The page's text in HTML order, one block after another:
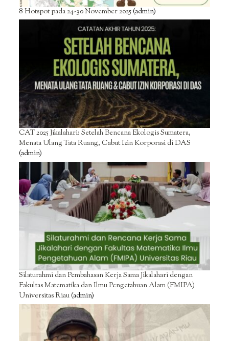
8 Hotspot pada 24-30 November 2025(admin)
CAT 2025 Jikalahari: Setelah Bencana Ekologis Sumatera,
Menata Ulang Tata Ruang, Cabut Izin Korporasi di DAS
(admin)
Silaturahmi dan Pembahasan Kerja Sama Jikalahari dengan
Fakultas Matematika dan Ilmu Pengetahuan Alam (FMIPA)
Universitas Riau(admin)